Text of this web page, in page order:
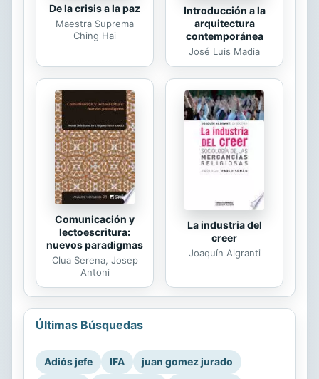
De la crisis a la paz
Maestra Suprema
Ching Hai
Introducción a la
arquitectura
contemporánea
José Luis Madia
Comunicación y
lectoescritura:
nuevos paradigmas
Clua Serena, Josep
Antoni
La industria del
creer
Joaquín Algranti
Últimas Búsquedas
Adiós jefe IFA
juan gomez jurado